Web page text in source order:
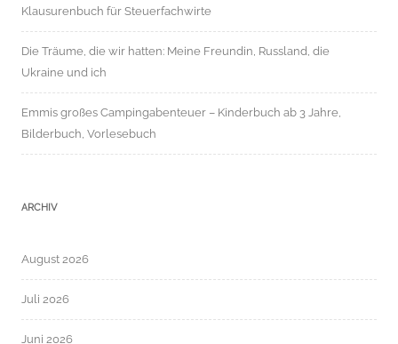
Klausurenbuch für Steuerfachwirte
Die Träume, die wir hatten: Meine Freundin, Russland, die
Ukraine und ich
Emmis großes Campingabenteuer – Kinderbuch ab 3 Jahre,
Bilderbuch, Vorlesebuch
ARCHIV
August 2026
Juli 2026
Juni 2026